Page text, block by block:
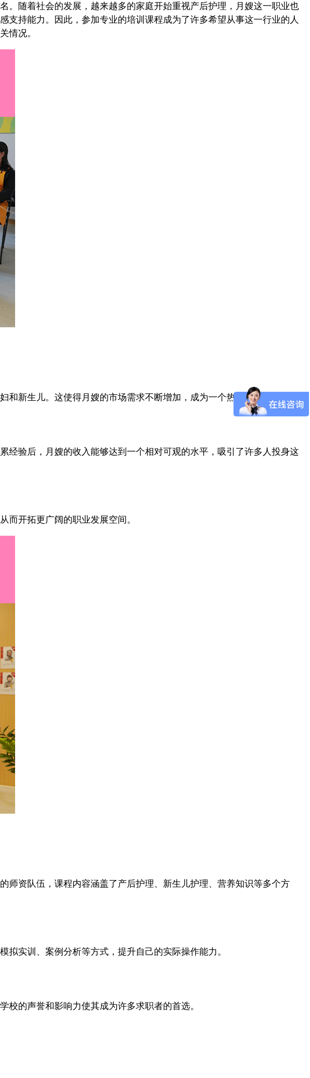
随着社会的发展，越来越多的家庭开始重视产后护理，月嫂这一职业也
持能力。因此，参加专业的培训课程成为了许多希望从事这一行业的人
情况。
新生儿。这使得月嫂的市场需求不断增加，成为一个热门的职业选择。
验后，月嫂的收入能够达到一个相对可观的水平，吸引了许多人投身这
开拓更广阔的职业发展空间。
资队伍，课程内容涵盖了产后护理、新生儿护理、营养知识等多个方
实训、案例分析等方式，提升自己的实际操作能力。
的声誉和影响力使其成为许多求职者的首选。